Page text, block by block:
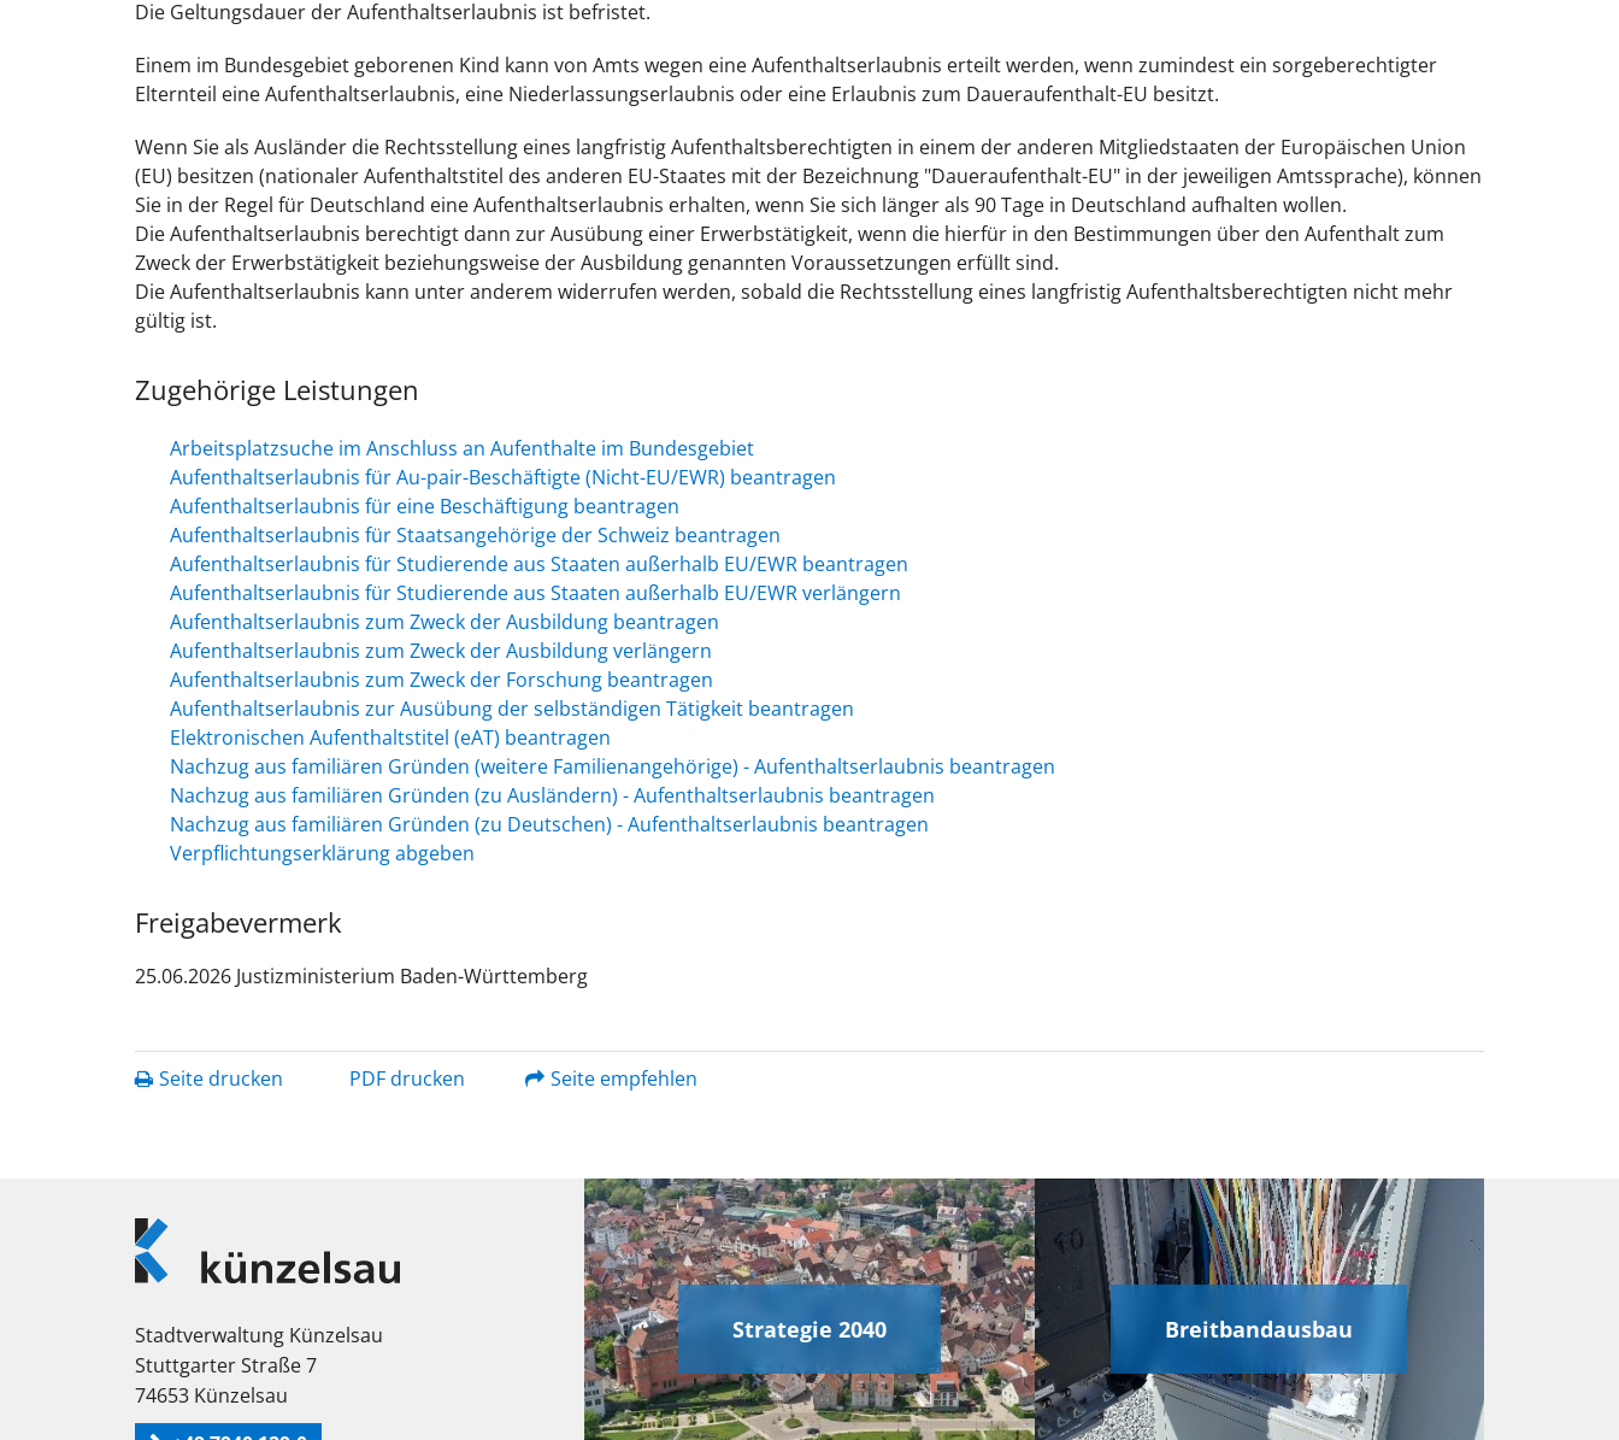
Die Geltungsdauer der Aufenthaltserlaubnis ist befristet.
Einem im Bundesgebiet geborenen Kind kann von Amts wegen eine Aufenthaltserlaubnis erteilt werden, wenn zumindest ein sorgeberechtigter
Elternteil eine Aufenthaltserlaubnis, eine Niederlassungserlaubnis oder eine Erlaubnis zum Daueraufenthalt-EU besitzt.
Wenn Sie als Ausländer die Rechtsstellung eines langfristig Aufenthaltsberechtigten in einem der anderen Mitgliedstaaten der Europäischen Union
(EU) besitzen (nationaler Aufenthaltstitel des anderen EU-Staates mit der Bezeichnung "Daueraufenthalt-EU" in der jeweiligen Amtssprache), können
Sie in der Regel für Deutschland eine Aufenthaltserlaubnis erhalten, wenn Sie sich länger als 90 Tage in Deutschland aufhalten wollen.
Die Aufenthaltserlaubnis berechtigt dann zur Ausübung einer Erwerbstätigkeit, wenn die hierfür in den Bestimmungen über den Aufenthalt zum
Zweck der Erwerbstätigkeit beziehungsweise der Ausbildung genannten Voraussetzungen erfüllt sind.
Die Aufenthaltserlaubnis kann unter anderem widerrufen werden, sobald die Rechtsstellung eines langfristig Aufenthaltsberechtigten nicht mehr
gültig ist.
Zugehörige Leistungen
Arbeitsplatzsuche im Anschluss an Aufenthalte im Bundesgebiet
Aufenthaltserlaubnis für Au-pair-Beschäftigte (Nicht-EU/EWR) beantragen
Aufenthaltserlaubnis für eine Beschäftigung beantragen
Aufenthaltserlaubnis für Staatsangehörige der Schweiz beantragen
Aufenthaltserlaubnis für Studierende aus Staaten außerhalb EU/EWR beantragen
Aufenthaltserlaubnis für Studierende aus Staaten außerhalb EU/EWR verlängern
Aufenthaltserlaubnis zum Zweck der Ausbildung beantragen
Aufenthaltserlaubnis zum Zweck der Ausbildung verlängern
Aufenthaltserlaubnis zum Zweck der Forschung beantragen
Aufenthaltserlaubnis zur Ausübung der selbständigen Tätigkeit beantragen
Elektronischen Aufenthaltstitel (eAT) beantragen
Nachzug aus familiären Gründen (weitere Familienangehörige) - Aufenthaltserlaubnis beantragen
Nachzug aus familiären Gründen (zu Ausländern) - Aufenthaltserlaubnis beantragen
Nachzug aus familiären Gründen (zu Deutschen) - Aufenthaltserlaubnis beantragen
Verpflichtungserklärung abgeben
Freigabevermerk
25.06.2026 Justizministerium Baden-Württemberg
Seite drucken PDF drucken Seite empfehlen
Logo
Künzelsau
Stadtverwaltung Künzelsau
Stuttgarter Straße 7
74653 Künzelsau
Strategie 2040 Breitbandausbau